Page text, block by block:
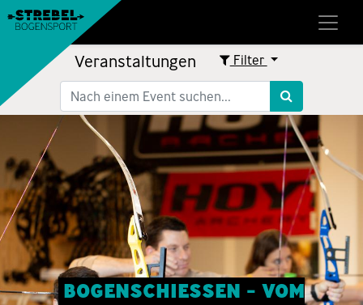
Veranstaltungen Filter
BOGENSCHIESSEN - VOM